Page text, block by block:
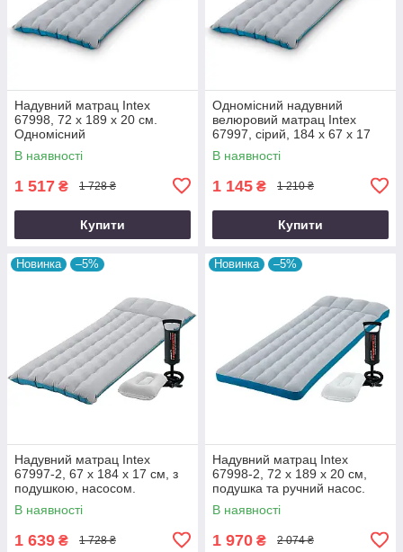
Надувний матрац Intex
67998, 72 х 189 х 20 см.
Одномісний
В наявності
1 517 ₴ 1 728 ₴
Купити
Одномісний надувний
велюровий матрац Intex
67997, сірий, 184 х 67 х 17
см
В наявності
1 145 ₴ 1 210 ₴
Купити
Новинка –5%
Надувний матрац Intex
67997-2, 67 х 184 х 17 см, з
подушкою, насосом.
Одномісний
В наявності
1 639 ₴ 1 728 ₴
Новинка –5%
Надувний матрац Intex
67998-2, 72 х 189 х 20 см,
подушка та ручний насос.
Одномісний
В наявності
1 970 ₴ 2 074 ₴